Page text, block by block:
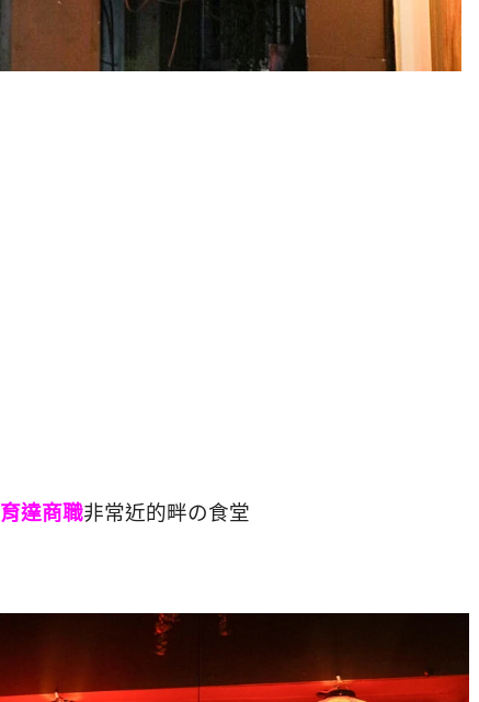
育達商職非常近的畔の食堂